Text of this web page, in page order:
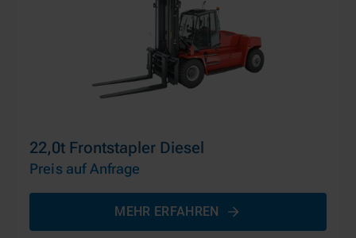
22,0t Frontstapler Diesel
Preis auf Anfrage
MEHR ERFAHREN